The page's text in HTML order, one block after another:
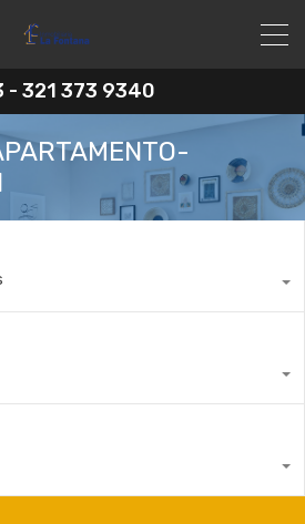
- 321 373 9340